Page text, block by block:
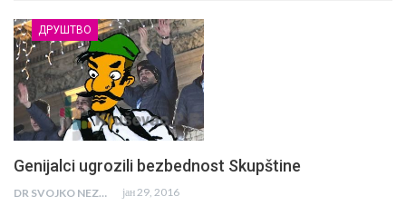
ДРУШТВО
Genijalci ugrozili bezbednost Skupštine
DR SVOJKO NEZBIT јан 29, 2016